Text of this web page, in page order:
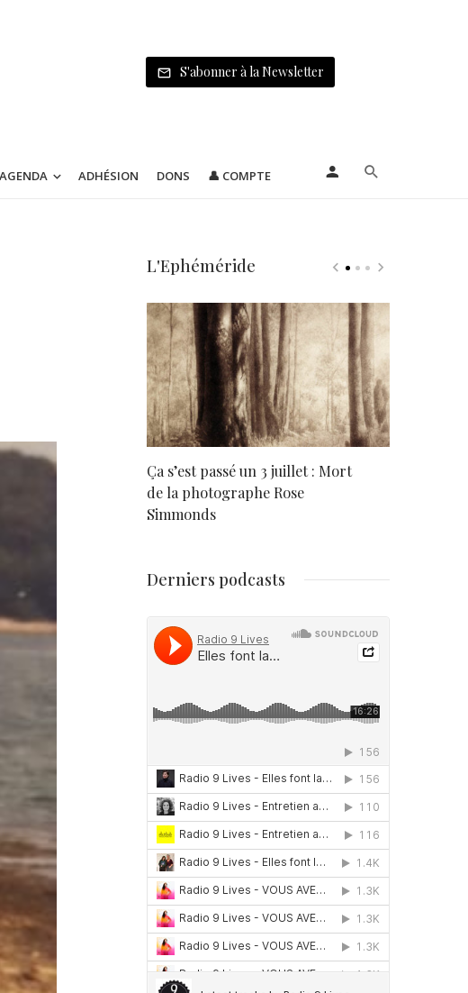
S'abonner à la Newsletter
AGENDA ADHÉSION DONS 👤 COMPTE
L'Ephéméride
: Léonard
Ça s’est passé un 3 juillet : Mort
de la photographe Rose
Simmonds
Derniers podcasts